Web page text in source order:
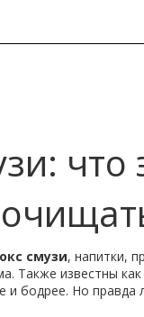
что
смузи, напитки,
. Также известны как
и бодрее. Но